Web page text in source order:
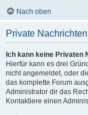
Nach oben
Private Nachrichten
Ich kann keine
Hierfür kann es drei
nicht angemeldet, oder
das komplette Forum
Administrator dir das
Kontaktiere einen